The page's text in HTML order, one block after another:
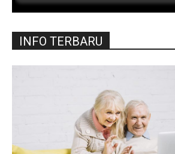
INFO TERBARU